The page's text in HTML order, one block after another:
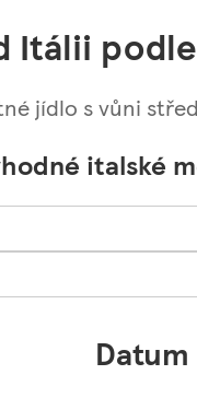
Itálii
jídlo s vůni
italské